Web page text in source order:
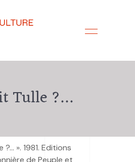
Tulle ?…
?… ». 1981. Editions
de Peuple et